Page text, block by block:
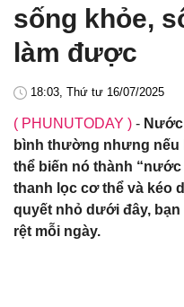
sống khỏe,
làm được
18:03, Thứ tư 16/07/2025
( PHUNUTODAY ) -
bình thường nhưng nếu
thể biến nó thành
thanh lọc cơ thể và kéo
quyết nhỏ dưới đây,
rệt mỗi ngày.